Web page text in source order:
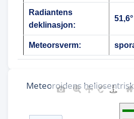
Radiantens
deklinasjon:
51,6°
Meteorsverm: